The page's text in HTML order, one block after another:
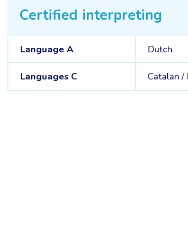
Certified interpreting
Language A Dutch
Languages C Catalan /